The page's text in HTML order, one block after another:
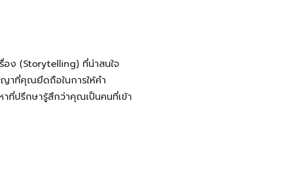
อง (Storytelling) ที่น่าสนใจ
ญาที่คุณยึดถือในการให้คำ
าที่ปรึกษารู้สึกว่าคุณเป็นคนที่เข้า